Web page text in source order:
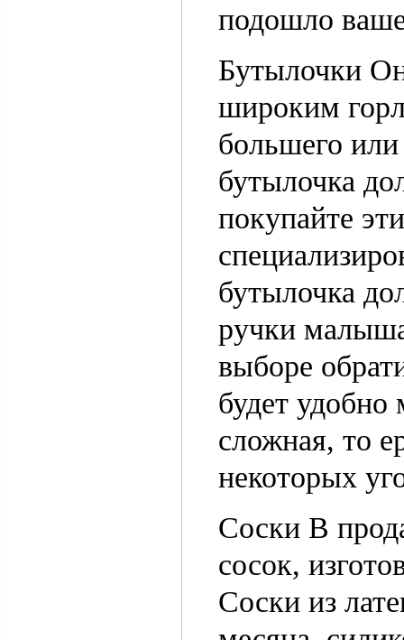
подошло
Бутылочки
широким
большего
бутылочка
покупайте
бутылочка
ручки
выборе
будет
сложная, то
некоторых
Соски В
сосок,
Соски из